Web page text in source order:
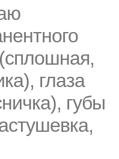
глаза
губы